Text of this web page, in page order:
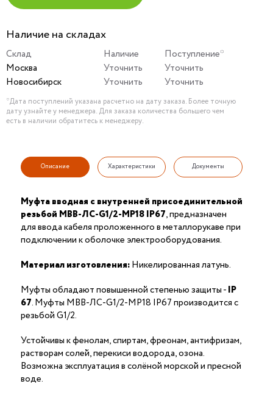
Наличие на складах
Склад Наличие
Поступление*
Москва
Уточнить
Уточнить
Новосибирск
Уточнить Уточнить
*Дата поступлений указана расчетно на дату заказа. Более точную
дату узнайте у менеджера. Для заказа количества большего чем
есть в наличии обратитесь к менеджеру.
Описание Характеристики Документы
Муфта вводная с внутренней присоединительной
резьбой МВВ-ЛС-G1/2-МР18 IP67, предназначен
для ввода кабеля проложенного в металлорукаве при
подключении к оболочке электрооборудования.
Материал изготовления:Никелированная латунь.
Муфты обладают повышенной степенью защиты -IP
67. Муфты МВВ-ЛС-G1/2-МР18 IP67 производится с
резьбой G1/2.
Устойчивы к фенолам, спиртам, фреонам, антифризам,
растворам солей, перекиси водорода, озона.
Возможна эксплуатация в солёной морской и пресной
воде.